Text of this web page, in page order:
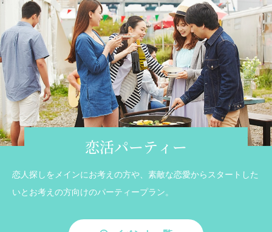
恋活パーティー
恋人探しをメインにお考えの方や、素敵な恋愛からスタートした
いとお考えの方向けのパーティープラン。